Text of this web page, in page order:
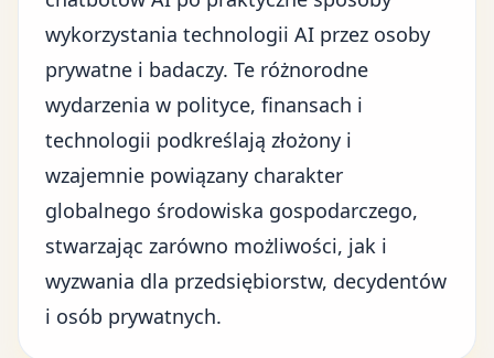
wykorzystania technologii AI przez osoby
prywatne i badaczy. Te różnorodne
wydarzenia w polityce, finansach i
technologii podkreślają złożony i
wzajemnie powiązany charakter
globalnego środowiska gospodarczego,
stwarzając zarówno możliwości, jak i
wyzwania dla przedsiębiorstw, decydentów
i osób prywatnych.